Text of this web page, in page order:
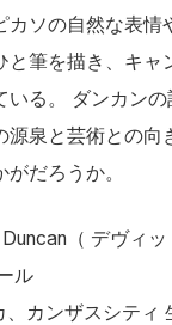
カソの自然な表情
と筆を描き、キャ
いる。 ダンカン
源泉と芸術との向
だろうか。
（ デヴィ
ル
カンザスシティ